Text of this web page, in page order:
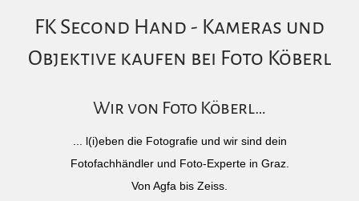
FK Second Hand - Kameras und
Objektive kaufen bei Foto Köberl
Wir von Foto Köberl…
... l(i)eben die Fotografie und wir sind dein
Fotofachhändler und Foto-Experte in Graz.
Von Agfa bis Zeiss.